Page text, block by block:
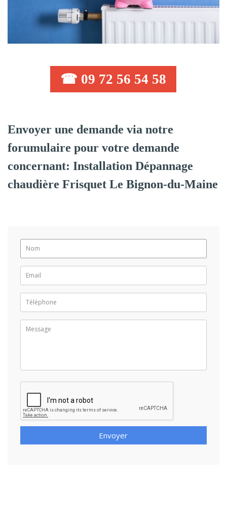
☎ 09 72 56 54 58
Envoyer une demande via notre
forumulaire pour votre demande
concernant: Installation Dépannage
chaudière Frisquet Le Bignon-du-Maine
Envoyer